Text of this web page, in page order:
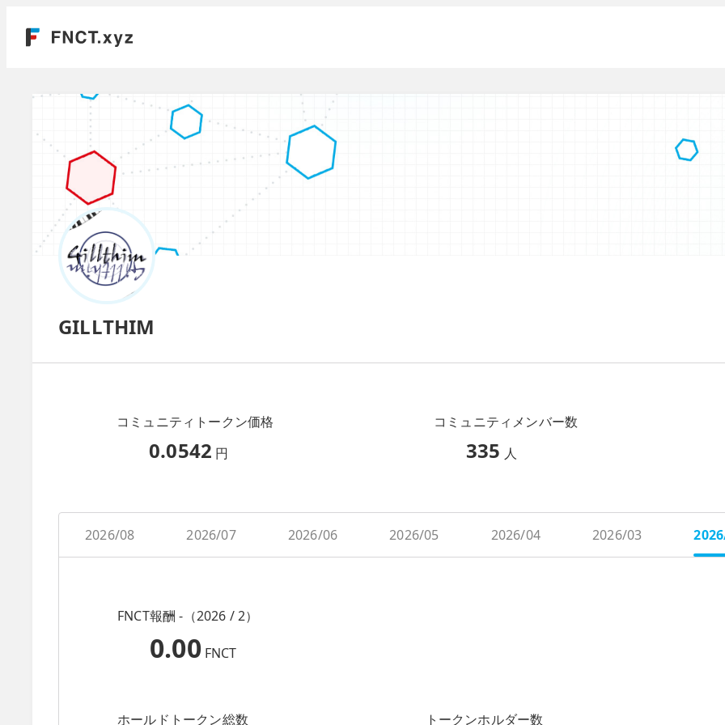
GILLTHIM
コミュニティトークン価格
0.0542 円
コミュニティメンバー数
335 人
2026/08 2026/07 2026/06 2026/05 2026/04 2026/03
FNCT報酬 -（2026 / 2）
0.00 FNCT
ホールドトークン総数 トークンホルダー数